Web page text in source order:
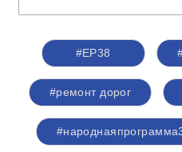
#ЕР38
#ремонт дорог